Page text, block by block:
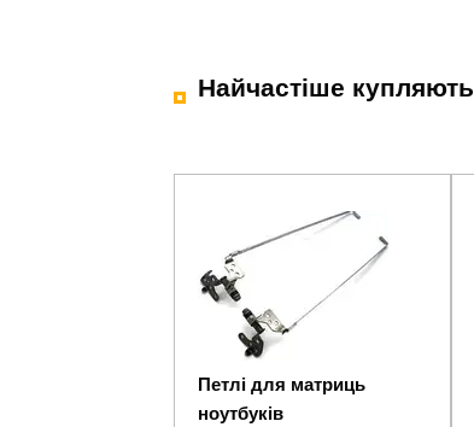
Найчастіше купляють
Петлі для матриць
ноутбуків